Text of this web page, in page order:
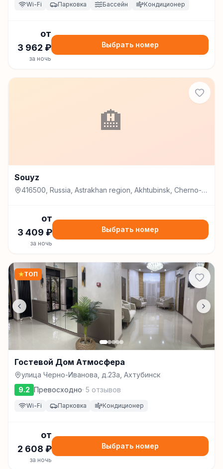
Wi-Fi Парковка Бассейн Кондиционер
от
3 962 ₽
за ночь
Выбрать номер
🏨
Souyz
416500, Russia, Astrakhan region, Akhtubinsk, Cherno-
от
3 409 ₽
за ночь
Выбрать номер
★ТОП
Гостевой Дом Атмосфера
улица Черно-Иванова, д.23а, Ахтубинск
9.2 Превосходно· 5 отзывов
Wi-Fi Парковка Кондиционер
от
2 608 ₽
за ночь
Выбрать номер